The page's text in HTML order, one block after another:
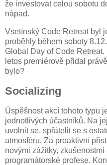
že investovat celou sobotu
nápad.
Vsetínský Code Retreat byl
proběhly během soboty
Global Day of Code
letos premiérově přidal
bylo?
Socializing
Úspěšnost akcí tohoto typu
jednotlivých účastníků. Na
uvolnit se, spřátelit se s
atmosféru. Za proaktivní
novými zážitky,
programátorské profese.